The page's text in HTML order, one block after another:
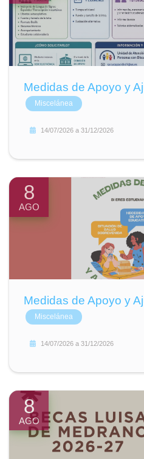
Medidas de Apoyo y
Miscelánea
14/07/2026 a 31/12/2026
8
AGO
Medidas de Apoyo y
Miscelánea
14/07/2026 a 31/12/2026
8
AGO